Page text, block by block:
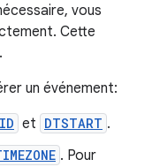
vous
Cette
un événement:
et DTSTART .
. Pour